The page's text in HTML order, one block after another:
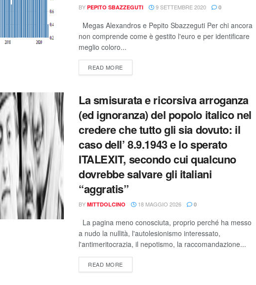
BY PEPITO SBAZZEGUTI 9 SETTEMBRE 2020 0
Megas Alexandros e Pepito Sbazzeguti Per chi ancora
non comprende come è gestito l'euro e per identificare
meglio coloro...
READ MORE
La smisurata e ricorsiva arroganza
(ed ignoranza) del popolo italico nel
credere che tutto gli sia dovuto: il
caso dell’ 8.9.1943 e lo sperato
ITALEXIT, secondo cui qualcuno
dovrebbe salvare gli italiani
“aggratis”
BY MITTDOLCINO 18 MAGGIO 2026 0
La pagina meno conosciuta, proprio perché ha messo
a nudo la nullità, l'autolesionismo interessato,
l'antimeritocrazia, il nepotismo, la raccomandazione...
READ MORE